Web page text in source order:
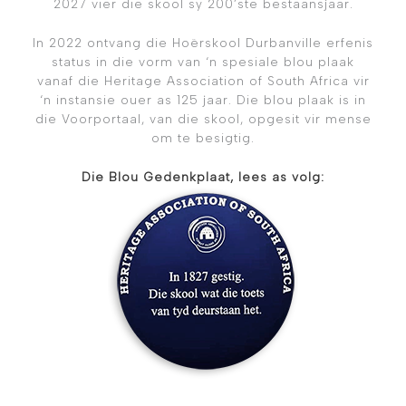
2027 vier die skool sy 200’ste bestaansjaar.
In 2022 ontvang die Hoërskool Durbanville erfenis
status in die vorm van ‘n spesiale blou plaak
vanaf die Heritage Association of South Africa vir
‘n instansie ouer as 125 jaar. Die blou plaak is in
die Voorportaal, van die skool, opgesit vir mense
om te besigtig.
Die Blou Gedenkplaat, lees as volg: